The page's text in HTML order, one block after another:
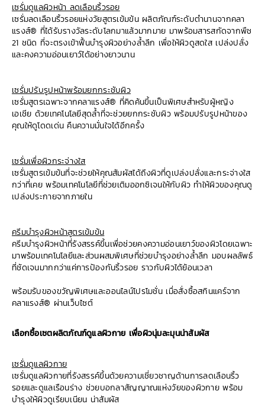
เซรั่มดูแลผิวหน้า ลดเลือนริ้วรอย
เซรั่มลดเลือนริ้วรอยแห่งวัยสูตรเข้มข้น ผลิตภัณฑ์ระดับตำนานจากคลา
แรงส์® ที่ได้รับรางวัลระดับโลกมาแล้วมากมาย มาพร้อมสารสกัดจากพืช
21 ชนิด ที่จะตรงเข้าฟื้นบำรุงผิวอย่างล้ำลึก เพื่อให้ผิวดูสดใส เปล่งปลั่ง
และคงความอ่อนเยาว์ได้อย่างยาวนาน
เซรั่มปรับรูปหน้าพร้อมยกกระชับผิว
เซรั่มสูตรเฉพาะจากคลาแรงส์® ที่คิดค้นขึ้นเป็นพิเศษสำหรับผู้หญิง
เอเชีย ด้วยเทคโนโลยีสุดล้ำที่จะช่วยยกกระชับผิว พร้อมปรับรูปหน้าของ
คุณให้ดูโดดเด่น คืนความมั่นใจได้อีกครั้ง
เซรั่มเพื่อผิวกระจ่างใส
เซรั่มสูตรเข้มข้นที่จะช่วยให้คุณสัมผัสได้ถึงผิวที่ดูเปล่งปลั่งและกระจ่างใส
กว่าที่เคย พร้อมเทคโนโลยีที่ช่วยเติมออกซิเจนให้กับผิว ทำให้ผิวของคุณดู
เปล่งประกายจากภายใน
ครีมบำรุงผิวหน้าสูตรเข้มข้น
ครีมบำรุงผิวหน้าที่รังสรรค์ขึ้นเพื่อช่วยคงความอ่อนเยาว์ของผิวโดยเฉพาะ
มาพร้อมเทคโนโลยีและส่วนผสมพิเศษที่ช่วยบำรุงอย่างล้ำลึก มอบผลลัพธ์
ที่ชัดเจนมากกว่าแค่การป้องกันริ้วรอย ราวกับผิวได้ย้อนเวลา
พร้อมรับของขวัญพิเศษและออนไลน์โปรโมชั่น เมื่อสั่งซื้อสกินแคร์จาก
คลาแรงส์® ผ่านเว็บไซต์
เลือกซื้อเซตผลิตภัณฑ์ดูแลผิวกาย เพื่อผิวนุ่มละมุนน่าสัมผัส
เซรั่มดูแลผิวกาย
เซรั่มดูแลผิวกายที่รังสรรค์ขึ้นด้วยความเชี่ยวชาญด้านการลดเลือนริ้ว
รอยและดูแลเรือนร่าง ช่วยบอกลาสัญญาณแห่งวัยของผิวกาย พร้อม
บำรุงให้ผิวดูเรียบเนียน น่าสัมผัส